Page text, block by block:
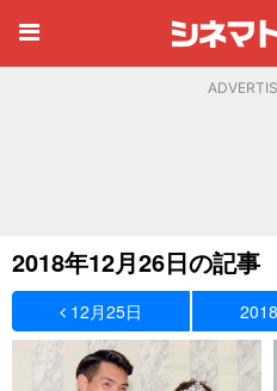
2018年12月26日の記事
12月25日